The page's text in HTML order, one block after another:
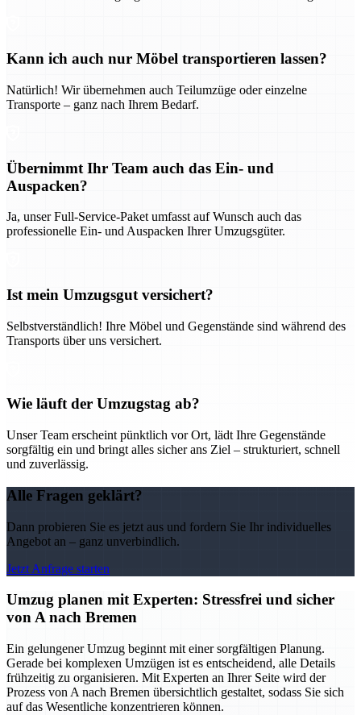
Kann ich auch nur Möbel transportieren lassen?
Natürlich! Wir übernehmen auch Teilumzüge oder einzelne
Transporte – ganz nach Ihrem Bedarf.
Übernimmt Ihr Team auch das Ein- und
Auspacken?
Ja, unser Full-Service-Paket umfasst auf Wunsch auch das
professionelle Ein- und Auspacken Ihrer Umzugsgüter.
Ist mein Umzugsgut versichert?
Selbstverständlich! Ihre Möbel und Gegenstände sind während des
Transports über uns versichert.
Wie läuft der Umzugstag ab?
Unser Team erscheint pünktlich vor Ort, lädt Ihre Gegenstände
sorgfältig ein und bringt alles sicher ans Ziel – strukturiert, schnell
und zuverlässig.
Alle Fragen geklärt?
Dann probieren Sie es jetzt aus und fordern Sie Ihr individuelles
Angebot an – ganz unverbindlich.
Jetzt Anfrage starten
Umzug planen mit Experten: Stressfrei und sicher
von A nach Bremen
Ein gelungener Umzug beginnt mit einer sorgfältigen Planung.
Gerade bei komplexen Umzügen ist es entscheidend, alle Details
frühzeitig zu organisieren. Mit Experten an Ihrer Seite wird der
Prozess von A nach Bremen übersichtlich gestaltet, sodass Sie sich
auf das Wesentliche konzentrieren können.